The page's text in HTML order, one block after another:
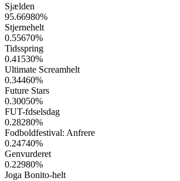
Sjælden
95.66980%
Stjernehelt
0.55670%
Tidsspring
0.41530%
Ultimate Screamhelt
0.34460%
Future Stars
0.30050%
FUT-fdselsdag
0.28280%
Fodboldfestival: Anfrere
0.24740%
Genvurderet
0.22980%
Joga Bonito-helt